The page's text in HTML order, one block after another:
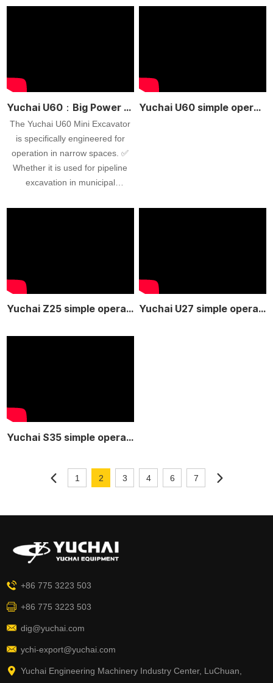
Yuchai U60：Big Power Meets Compact Design
The Yuchai U60 Mini Excavator
is specifically engineered for
operation in narrow spaces. ✅
Whether it is used for pipeline
excavation in municipal
renovation, courtyard
navigate through confined
Yuchai U60 simple operation
Yuchai Z25 simple operation Yuchai U27 simple operation
Yuchai S35 simple operation
1 2 3 4 6 7
+86 775 3223 503
+86 775 3223 503
dig@yuchai.com
ychi-export@yuchai.com
Yuchai Engineering Machinery Industry Center, LuChuan,